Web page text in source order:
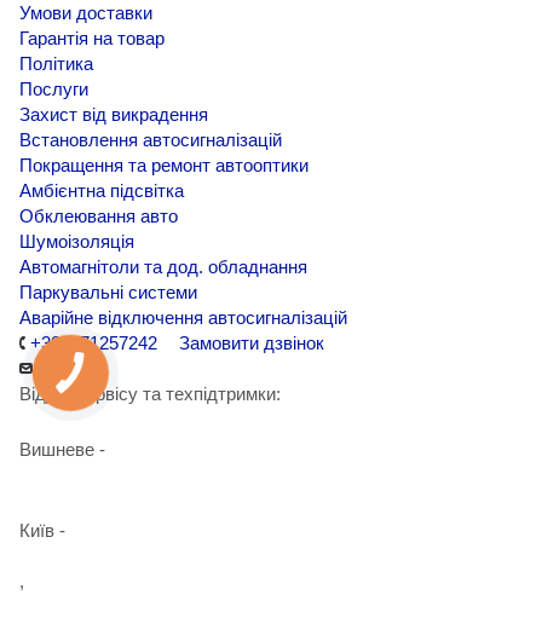
Умови доставки
Гарантія на товар
Політика
Послуги
Захист від викрадення
Встановлення автосигналізацій
Покращення та ремонт автооптики
Амбієнтна підсвітка
Обклеювання авто
Шумоізоляція
Автомагнітоли та дод. обладнання
Паркувальні системи
Аварійне відключення автосигналізацій
+380971257242
Замовити дзвінок
Відділ сервісу та техпідтримки:
Вишневе -
Київ -
,